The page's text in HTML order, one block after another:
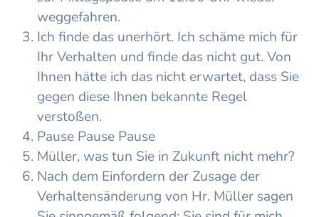
weggefahren.
Ich finde das unerhört. Ich schäme mich für
Ihr Verhalten und finde das nicht gut. Von
Ihnen hätte ich das nicht erwartet, dass Sie
gegen diese Ihnen bekannte Regel
verstoßen.
Pause Pause Pause
Müller, was tun Sie in Zukunft nicht mehr?
Nach dem Einfordern der Zusage der
Verhaltensänderung von Hr. Müller sagen